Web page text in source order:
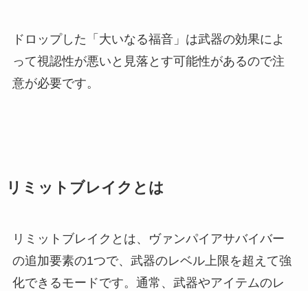
ドロップした「大いなる福音」は武器の効果によ
って視認性が悪いと見落とす可能性があるので注
意が必要です。
リミットブレイクとは
リミットブレイクとは、ヴァンパイアサバイバー
の追加要素の1つで、武器のレベル上限を超えて強
化できるモードです。通常、武器やアイテムのレ